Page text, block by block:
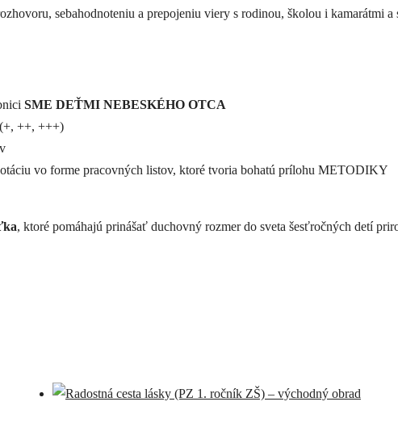
sebahodnoteniu a prepojeniu viery s rodinou, školou i kamarátmi
SME DEŤMI NEBESKÉHO OTCA
++, +++)
vo forme pracovných listov, ktoré tvoria bohatú prílohu METODIKY
, ktoré pomáhajú prinášať duchovný rozmer do sveta šesťročných detí